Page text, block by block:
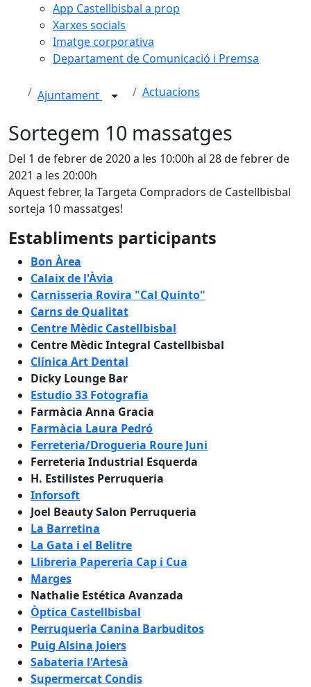
App Castellbisbal a prop
Xarxes socials
Imatge corporativa
Departament de Comunicació i Premsa
Ajuntament Actuacions
Sortegem 10 massatges
Del 1 de febrer de 2020 a les 10:00h al 28 de febrer de
2021 a les 20:00h
Aquest febrer, la Targeta Compradors de Castellbisbal
sorteja 10 massatges!
Establiments participants
Bon Àrea
Calaix de l'Àvia
Carnisseria Rovira "Cal Quinto"
Carns de Qualitat
Centre Mèdic Castellbisbal
Centre Mèdic Integral Castellbisbal
Clínica Art Dental
Dicky Lounge Bar
Estudio 33 Fotografia
Farmàcia Anna Gracia
Farmàcia Laura Pedró
Ferreteria/Drogueria Roure Juni
Ferreteria Industrial Esquerda
H. Estilistes Perruqueria
Inforsoft
Joel Beauty Salon Perruqueria
La Barretina
La Gata i el Belitre
Llibreria Papereria Cap i Cua
Marges
Nathalie Estética Avanzada
Òptica Castellbisbal
Perruqueria Canina Barbuditos
Puig Alsina Joiers
Sabateria l'Artesà
Supermercat Condis